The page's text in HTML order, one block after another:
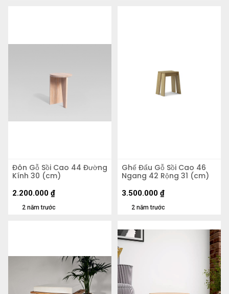
Đôn Gỗ Sồi Cao 44 Đường
Kính 30 (cm)
2 năm trước
2.200.000 ₫
Ghế Đẩu Gỗ Sồi Cao 46
Ngang 42 Rộng 31 (cm)
2 năm trước
3.500.000 ₫